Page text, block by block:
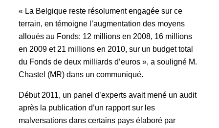
« La Belgique reste résolument engagée sur ce
terrain, en témoigne l’augmentation des moyens
alloués au Fonds: 12 millions en 2008, 16 millions
en 2009 et 21 millions en 2010, sur un budget total
du Fonds de deux milliards d’euros », a souligné M.
Chastel (MR) dans un communiqué.
Début 2011, un panel d’experts avait mené un audit
après la publication d’un rapport sur les
malversations dans certains pays élaboré par